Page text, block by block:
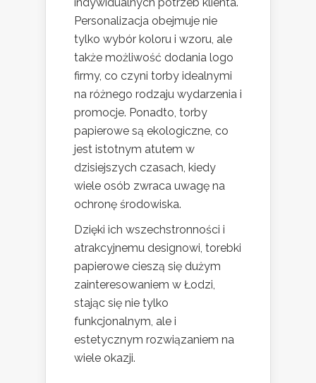
Personalizacja obejmuje nie
tylko wybór koloru i wzoru, ale
także możliwość dodania logo
firmy, co czyni torby idealnymi
na różnego rodzaju wydarzenia i
promocje. Ponadto, torby
papierowe są ekologiczne, co
jest istotnym atutem w
dzisiejszych czasach, kiedy
wiele osób zwraca uwagę na
ochronę środowiska.
Dzięki ich wszechstronności i
atrakcyjnemu designowi, torebki
papierowe cieszą się dużym
zainteresowaniem w Łodzi,
stając się nie tylko
funkcjonalnym, ale i
estetycznym rozwiązaniem na
wiele okazji.